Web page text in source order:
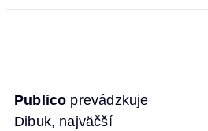
Publico prevádzkuje
Dibuk, najväčší